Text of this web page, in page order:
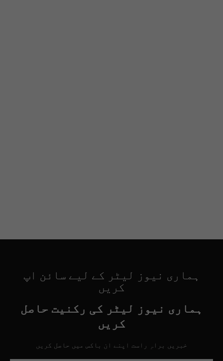
ہماری نیوز لیٹر کے لیے سائن اپ
کریں
ہماری نیوز لیٹر کی رکنیت حاصل
کریں
خبریں براہِ راست اپنے ان باکس میں حاصل کریں